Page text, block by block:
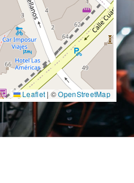
Leaflet | ©OpenStreetMap